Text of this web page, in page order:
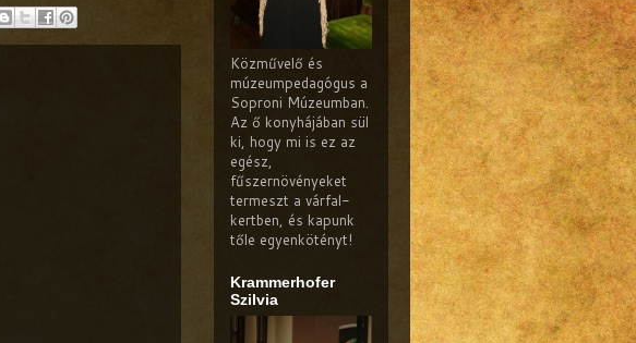
Közművelő és
múzeumpedagógus a
Soproni Múzeumban.
Az ő konyhájában sül
ki, hogy mi is ez az
egész,
fűszernövényeket
termeszt a várfal-
kertben, és kapunk
tőle egyenkötényt!
Krammerhofer
Szilvia